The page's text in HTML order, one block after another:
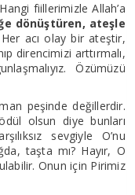
fiillerimizle Allah’a
dönüştüren, ateşle
acı olay bir ateştir,
direncimizi arttırmalı,
Özümüzü
peşinde değillerdir.
olsun diye bunları
sevgiyle O’nu
taşta mı? Hayır, O
Onun için Pirimiz